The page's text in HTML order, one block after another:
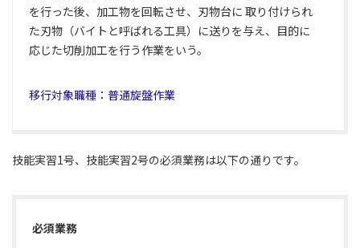
を行った後、加工物を回転させ、刃物台に 取り付けられ
た刃物（バイトと呼ばれる工具）に送りを与え、目的に
応じた切削加工を行う作業をいう。
移行対象職種：普通旋盤作業
技能実習1号、技能実習2号の必須業務は以下の通りです。
必須業務